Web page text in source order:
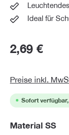
Ideal für
2,69 €
Preise inkl.
Sofort
Material SS